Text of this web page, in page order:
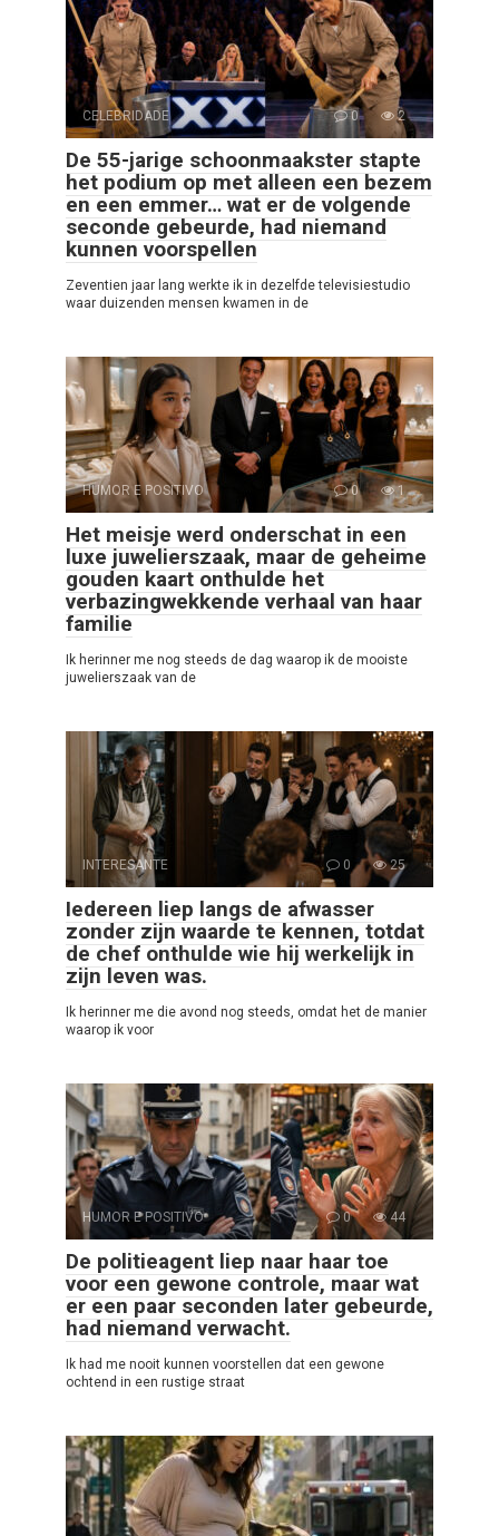
CELEBRIDADE 0 2
De 55-jarige schoonmaakster stapte
het podium op met alleen een bezem
en een emmer… wat er de volgende
seconde gebeurde, had niemand
kunnen voorspellen
Zeventien jaar lang werkte ik in dezelfde televisiestudio
waar duizenden mensen kwamen in de
HUMOR E POSITIVO 0 1
Het meisje werd onderschat in een
luxe juwelierszaak, maar de geheime
gouden kaart onthulde het
verbazingwekkende verhaal van haar
familie
Ik herinner me nog steeds de dag waarop ik de mooiste
juwelierszaak van de
INTERESANTE 0 25
Iedereen liep langs de afwasser
zonder zijn waarde te kennen, totdat
de chef onthulde wie hij werkelijk in
zijn leven was.
Ik herinner me die avond nog steeds, omdat het de manier
waarop ik voor
HUMOR E POSITIVO 0 44
De politieagent liep naar haar toe
voor een gewone controle, maar wat
er een paar seconden later gebeurde,
had niemand verwacht.
Ik had me nooit kunnen voorstellen dat een gewone
ochtend in een rustige straat